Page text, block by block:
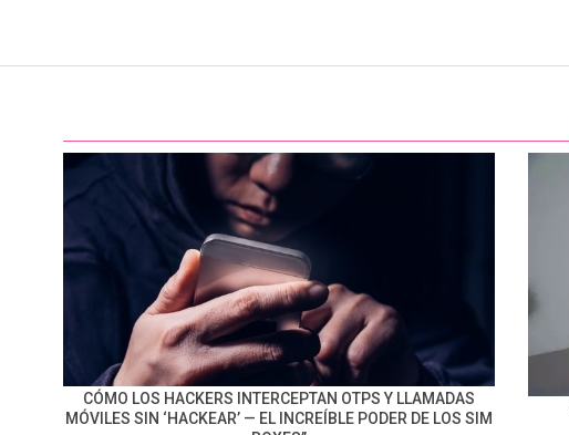
CÓMO LOS HACKERS INTERCEPTAN OTPS Y LLAMADAS
MÓVILES SIN ‘HACKEAR’ — EL INCREÍBLE PODER DE LOS SIM